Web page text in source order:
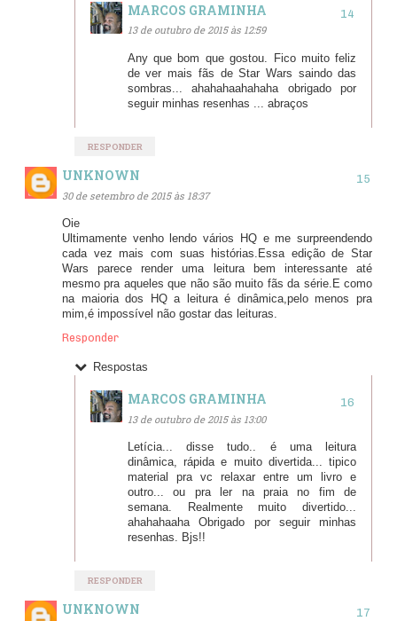
MARCOS GRAMINHA
13 de outubro de 2015 às 12:59
Any que bom que gostou. Fico muito feliz
de ver mais fãs de Star Wars saindo das
sombras... ahahahaahahaha obrigado por
seguir minhas resenhas ... abraços
RESPONDER
UNKNOWN
30 de setembro de 2015 às 18:37
Oie
Ultimamente venho lendo vários HQ e me surpreendendo
cada vez mais com suas histórias.Essa edição de Star
Wars parece render uma leitura bem interessante até
mesmo pra aqueles que não são muito fãs da série.E como
na maioria dos HQ a leitura é dinâmica,pelo menos pra
mim,é impossível não gostar das leituras.
Responder
Respostas
MARCOS GRAMINHA
13 de outubro de 2015 às 13:00
Letícia... disse tudo.. é uma leitura
dinâmica, rápida e muito divertida... tipico
material pra vc relaxar entre um livro e
outro... ou pra ler na praia no fim de
semana. Realmente muito divertido...
ahahahaaha Obrigado por seguir minhas
resenhas. Bjs!!
RESPONDER
UNKNOWN